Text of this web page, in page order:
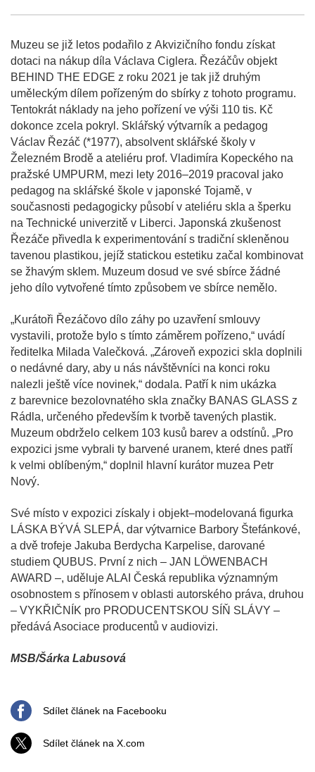
Muzeu se již letos podařilo z Akvizičního fondu získat
dotaci na nákup díla Václava Ciglera. Řezáčův objekt
BEHIND THE EDGE z roku 2021 je tak již druhým
uměleckým dílem pořízeným do sbírky z tohoto programu.
Tentokrát náklady na jeho pořízení ve výši 110 tis. Kč
dokonce zcela pokryl. Sklářský výtvarník a pedagog
Václav Řezáč (*1977), absolvent sklářské školy v
Železném Brodě a ateliéru prof. Vladimíra Kopeckého na
pražské UMPURM, mezi lety 2016–2019 pracoval jako
pedagog na sklářské škole v japonské Tojamě, v
současnosti pedagogicky působí v ateliéru skla a šperku
na Technické univerzitě v Liberci. Japonská zkušenost
Řezáče přivedla k experimentování s tradiční skleněnou
tavenou plastikou, jejíž statickou estetiku začal kombinovat
se žhavým sklem. Muzeum dosud ve své sbírce žádné
jeho dílo vytvořené tímto způsobem ve sbírce nemělo.
„Kurátoři Řezáčovo dílo záhy po uzavření smlouvy
vystavili, protože bylo s tímto záměrem pořízeno,“ uvádí
ředitelka Milada Valečková. „Zároveň expozici skla doplnili
o nedávné dary, aby u nás návštěvníci na konci roku
nalezli ještě více novinek,“ dodala. Patří k nim ukázka
z barevnice bezolovnatého skla značky BANAS GLASS z
Rádla, určeného především k tvorbě tavených plastik.
Muzeum obdrželo celkem 103 kusů barev a odstínů. „Pro
expozici jsme vybrali ty barvené uranem, které dnes patří
k velmi oblíbeným,“ doplnil hlavní kurátor muzea Petr
Nový.
Své místo v expozici získaly i objekt–modelovaná figurka
LÁSKA BÝVÁ SLEPÁ, dar výtvarnice Barbory Štefánkové,
a dvě trofeje Jakuba Berdycha Karpelise, darované
studiem QUBUS. První z nich – JAN LÖWENBACH
AWARD –, uděluje ALAI Česká republika významným
osobnostem s přínosem v oblasti autorského práva, druhou
– VYKŘIČNÍK pro PRODUCENTSKOU SÍŇ SLÁVY –
předává Asociace producentů v audiovizi.
MSB/Šárka Labusová
Sdílet článek na Facebooku
Sdílet článek na X.com